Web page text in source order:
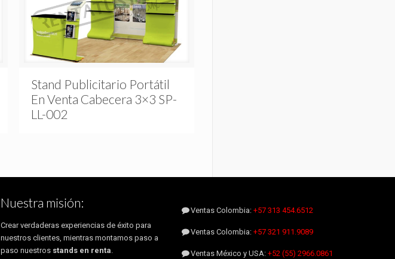
Stand Publicitario Portátil
En Venta Cabecera 3×3 SP-
LL-002
Nuestra misión:
Crear verdaderas experiencias de éxito para
nuestros clientes, mientras montamos paso a
paso nuestros stands en renta.
Ventas Colombia:+57 313 454.6512
Ventas Colombia:+57 321 911.9089
Ventas México y USA:+52 (55) 2966.0861